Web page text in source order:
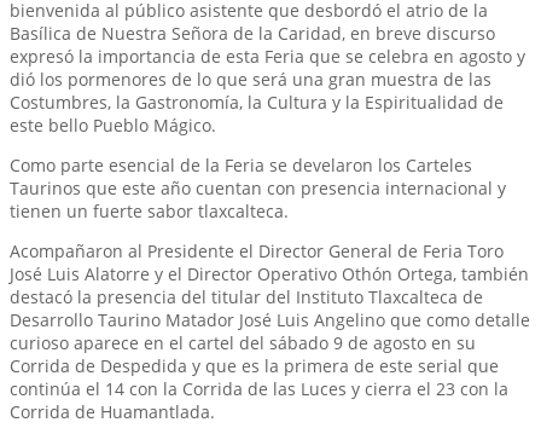
bienvenida al público asistente que desbordó el atrio de la
Basílica de Nuestra Señora de la Caridad, en breve discurso
expresó la importancia de esta Feria que se celebra en agosto y
dió los pormenores de lo que será una gran muestra de las
Costumbres, la Gastronomía, la Cultura y la Espiritualidad de
este bello Pueblo Mágico.
Como parte esencial de la Feria se develaron los Carteles
Taurinos que este año cuentan con presencia internacional y
tienen un fuerte sabor tlaxcalteca.
Acompañaron al Presidente el Director General de Feria Toro
José Luis Alatorre y el Director Operativo Othón Ortega, también
destacó la presencia del titular del Instituto Tlaxcalteca de
Desarrollo Taurino Matador José Luis Angelino que como detalle
curioso aparece en el cartel del sábado 9 de agosto en su
Corrida de Despedida y que es la primera de este serial que
continúa el 14 con la Corrida de las Luces y cierra el 23 con la
Corrida de Huamantlada.